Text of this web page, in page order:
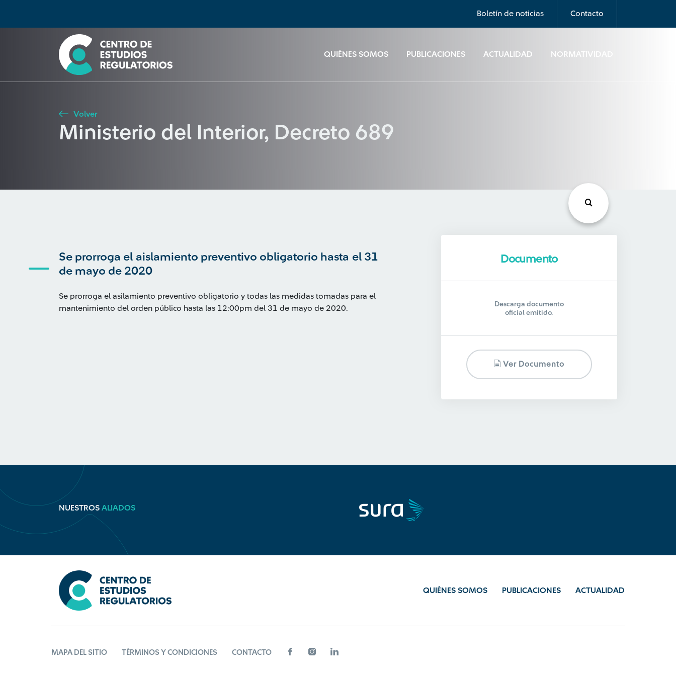
Boletín de noticias Contacto
QUIÉNES SOMOS PUBLICACIONES ACTUALIDAD NORMATIVIDAD
Seleccione país
Buscar
Volver
Ministerio del Interior, Decreto 689
Se prorroga el aislamiento preventivo obligatorio hasta el 31
de mayo de 2020
Se prorroga el asilamiento preventivo obligatorio y todas las medidas tomadas para el
mantenimiento del orden público hasta las 12:00pm del 31 de mayo de 2020.
Documento
Descarga documento
oficial emitido.
Ver Documento
NUESTROS ALIADOS
QUIÉNES SOMOS PUBLICACIONES ACTUALIDAD
MAPA DEL SITIO TÉRMINOS Y CONDICIONES CONTACTO